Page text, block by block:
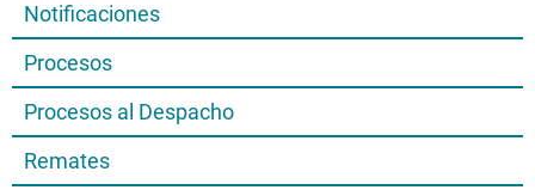
Notificaciones
Procesos
Procesos al Despacho
Remates